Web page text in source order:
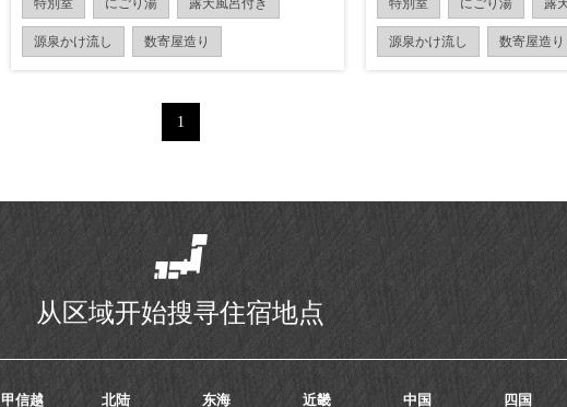
特別室 にごり湯 露天風呂付き
源泉かけ流し 数寄屋造り
特別室 にごり湯 露
源泉かけ流し 数寄屋造り
1
从区域开始搜寻住宿地点
甲信越 北陆 东海 近畿 中国 四国